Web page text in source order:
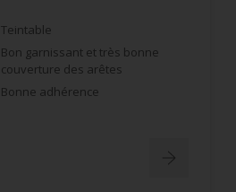
Teintable
Bon garnissant et très bonne
couverture des arêtes
Bonne adhérence